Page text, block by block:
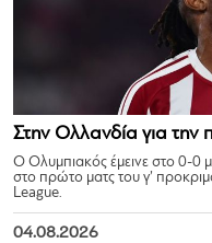
Στην Ολλανδία για την
Ο Ολυμπιακός έμεινε στο 0-0
στο πρώτο ματς του γ’
League.
04.08.2026